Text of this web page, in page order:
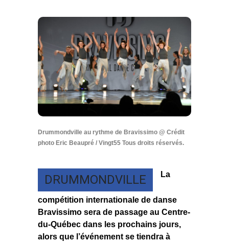
Drummondville au rythme de Bravissimo @ Crédit
photo Eric Beaupré / Vingt55 Tous droits réservés.
DRUMMONDVILLE La
compétition internationale de danse
Bravissimo sera de passage au Centre-
du-Québec dans les prochains jours,
alors que l’événement se tiendra à